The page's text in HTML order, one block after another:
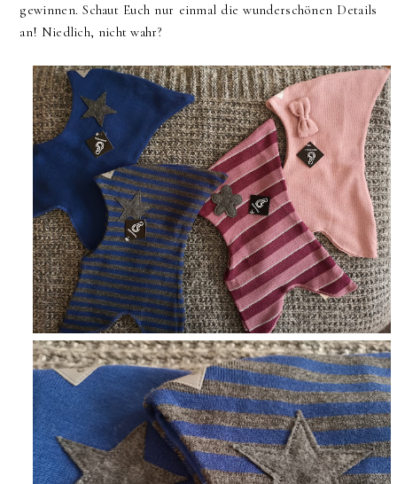
gewinnen. Schaut Euch nur einmal die wunderschönen Details
an! Niedlich, nicht wahr?